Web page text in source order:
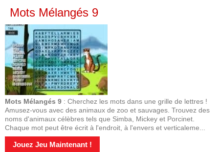
Mots Mélangés 9
Mots Mélangés 9 : Cherchez les mots dans une grille de lettres !
Amusez-vous avec des animaux de zoo et sauvages. Trouvez des
noms d'animaux célèbres tels que Simba, Mickey et Porcinet.
Chaque mot peut être écrit à l'endroit, à l'envers et verticaleme...
Jouez Jeu Maintenant !